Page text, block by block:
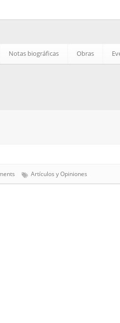
Notas biográficas Obras
Artículos y Opiniones